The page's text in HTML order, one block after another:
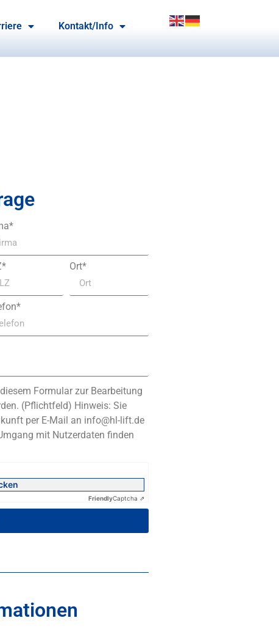
Kontakt/Info
Ort*
Formular zur Bearbeitung
(Pflichtfeld) Hinweis: Sie
per E-Mail an info@hl-lift.de
mit Nutzerdaten finden
FriendlyCaptcha ⇗